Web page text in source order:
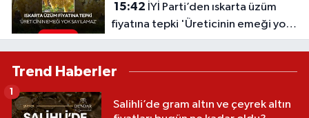
15:42
fiyatına tepki 'Üreticinin emeği yok
sayılamaz'
Trend Haberler
Salihli’de gram altın ve çeyrek altın
1